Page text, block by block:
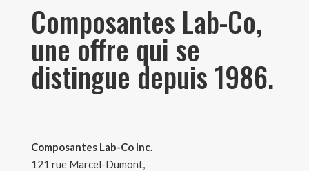
Composantes Lab-Co,
une offre qui se
distingue depuis 1986.
Composantes Lab-Co Inc.
121 rue Marcel-Dumont,